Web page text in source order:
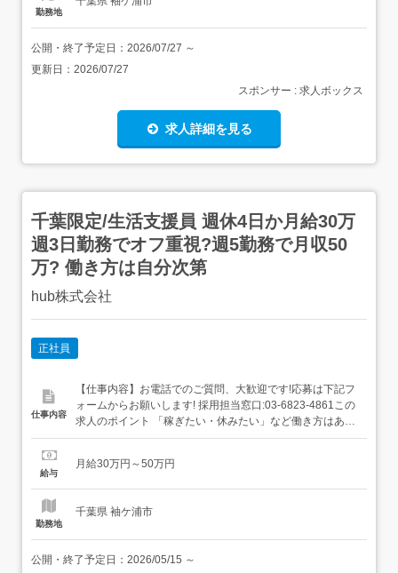
勤務地
公開・終了予定日： 2026/07/27 ～
更新日： 2026/07/27
スポンサー : 求人ボックス
求人詳細を見る
千葉限定/生活支援員 週休4日か月給30万
週3日勤務でオフ重視?週5勤務で月収50
万? 働き方は自分次第
hub株式会社
正社員
仕事内容
【仕事内容】お電話でのご質問、大歓迎です!応募は下記フ
ォームからお願いします! 採用担当窓口:03-6823-4861この
求人のポイント 「稼ぎたい・休みたい」など働き方はあな
た次第!/アルバイト入社から1年でマネージャーになった方
経験歓迎>先輩社員とのマンツーマン+資格取得可<希望次
給与
月給30万円～50万円
勤務地
千葉県 袖ケ浦市
公開・終了予定日： 2026/05/15 ～